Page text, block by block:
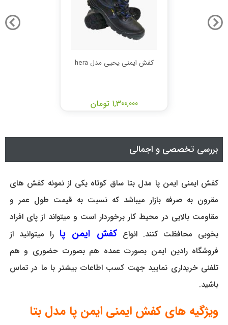
کفش ایمنی یحیی مدل hera
1,300,000 تومان
بررسی تخصصی و اجمالی
کفش ایمنی ایمن پا مدل بتا ساق کوتاه یکی از نمونه کفش های
مقرون به صرفه بازار میباشد که نسبت به قیمت طول عمر و
مقاومت بالایی در محیط کار برخوردار است و میتواند از پای افراد
بخوبی محافظت کنند. انواعکفش ایمن پارا میتوانید از
فروشگاه رادین ایمن بصورت عمده هم بصورت حضوری و هم
تلفنی خریداری نمایید جهت کسب اطاعات بیشتر با ما در تماس
باشید.
ویژگیه های کفش ایمنی ایمن پا مدل بتا